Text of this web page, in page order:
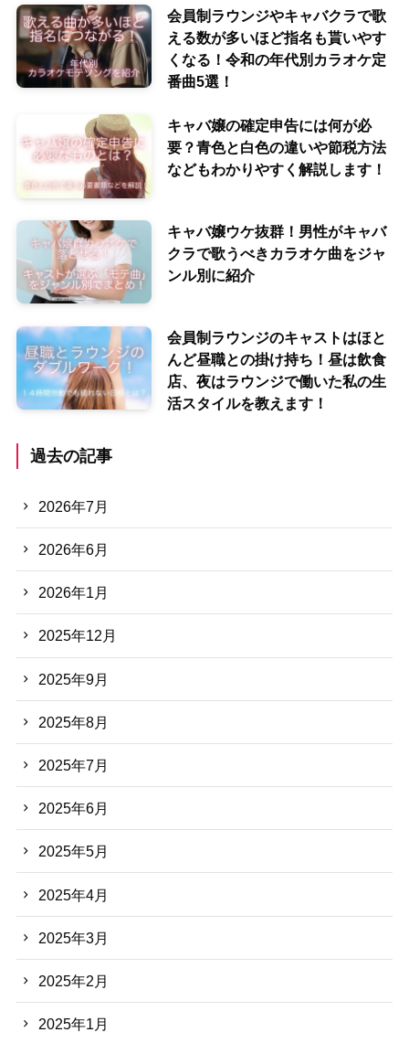
会員制ラウンジやキャバクラで歌
える数が多いほど指名も貰いやす
くなる！令和の年代別カラオケ定
番曲5選！
キャバ嬢の確定申告には何が必
要？青色と白色の違いや節税方法
などもわかりやすく解説します！
キャバ嬢ウケ抜群！男性がキャバ
クラで歌うべきカラオケ曲をジャ
ンル別に紹介
会員制ラウンジのキャストはほと
んど昼職との掛け持ち！昼は飲食
店、夜はラウンジで働いた私の生
活スタイルを教えます！
過去の記事
2026年7月
2026年6月
2026年1月
2025年12月
2025年9月
2025年8月
2025年7月
2025年6月
2025年5月
2025年4月
2025年3月
2025年2月
2025年1月